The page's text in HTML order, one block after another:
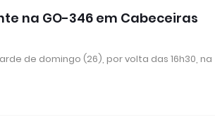
na GO-346 em Cabeceiras
de domingo (26), por volta das 16h30, na